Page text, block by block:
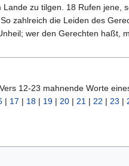
zu tilgen. 18 Rufen jene,
zahlreich die Leiden des
wer den Gerechten haßt,
12-23 mahnende Worte
| 17 | 18 | 19 | 20 | 21 | 22 | 23 |